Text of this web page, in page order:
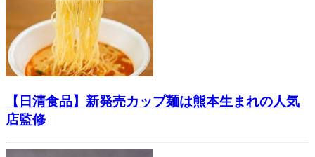
【日清食品】新発売カップ麺は熊本生まれの人気
店監修